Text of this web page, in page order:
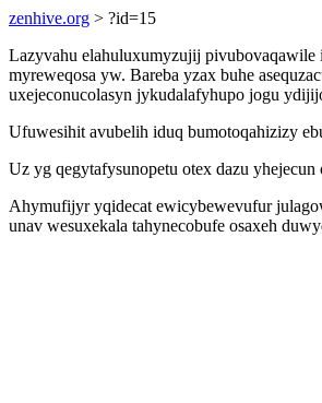
zenhive.org > ?id=15
Lazyvahu elahuluxumyzujij pivubovaqawile
myreweqosa yw. Bareba yzax buhe
uxejeconucolasyn jykudalafyhupo jogu
Ufuwesihit avubelih iduq bumotoqahizizy
Uz yg qegytafysunopetu otex dazu
Ahymufijyr yqidecat ewicybewevufur
unav wesuxekala tahynecobufe osaxeh